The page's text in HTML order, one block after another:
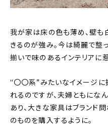
我が家は床の色も薄め、壁
きるのが強み。今は綺麗で整
揃いで味のあるインテリアに
“〇〇系”みたいなイメージに
れるのですが、夫婦ともにな
あり、大きな家具はブランド
のものを購入するように。